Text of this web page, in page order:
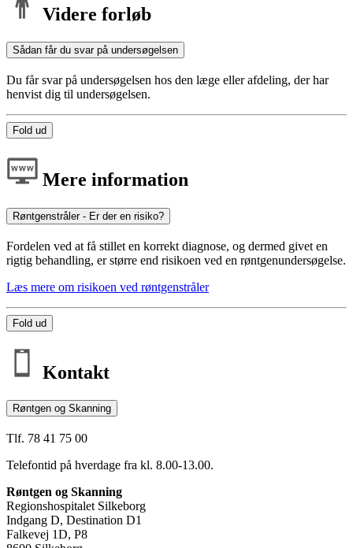
Videre forløb
Sådan får du svar på undersøgelsen
Du får svar på undersøgelsen hos den læge eller afdeling, der har
henvist dig til undersøgelsen.
Fold ud
Mere information
Røntgenstråler - Er der en risiko?
Fordelen ved at få stillet en korrekt diagnose, og dermed givet en
rigtig behandling, er større end risikoen ved en røntgenundersøgelse.
Læs mere om risikoen ved røntgenstråler
Fold ud
Kontakt
Røntgen og Skanning
Tlf. 78 41 75 00
Telefontid på hverdage fra kl. 8.00-13.00.
Røntgen og Skanning
Regionshospitalet Silkeborg
Indgang D, Destination D1
Falkevej 1D, P8